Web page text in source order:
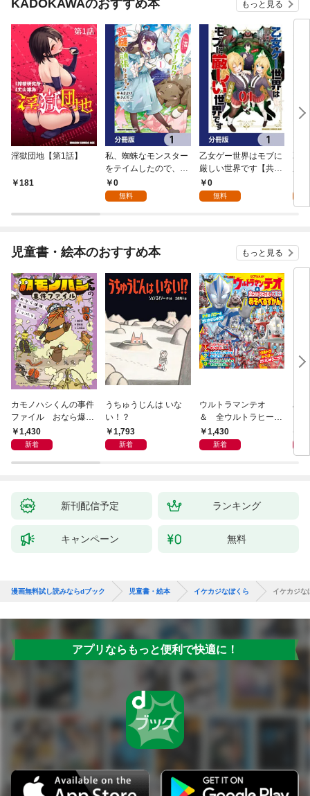
KADOKAWAのおすすめ本 もっと見る
淫獄団地【第1話】
181
私、蜘蛛なモンスター
をテイムしたので、ス
パイダーシルクで裁縫
を頑張ります！【分冊
0
無料
乙女ゲー世界はモブに
厳しい世界です【共和
国編】【分冊版】 1
0
無料
乙
児童書・絵本のおすすめ本 もっと見る
カモノハシくんの事件
ファイル おなら爆
弾！ 危機イッパツ編
1,430
新着
うちゅうじんは いな
い！？
1,793
新着
ウルトラマンテオ
＆ 全ウルトラヒーロ
ー大集合 あそべるず
かん
1,430
新着
星
新刊配信予定 ランキング
キャンペーン 無料
漫画無料試し読みならdブック 児童書・絵本 イケカジなぼくら イケカジ
アプリならもっと便利で快適に！